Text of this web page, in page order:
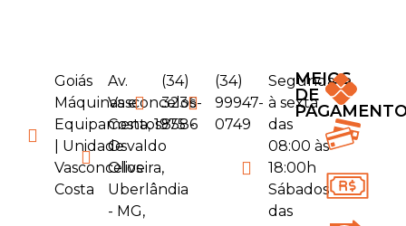
Goiás
Máquinas e
Equipamentos
| Unidade
Vasconcelos
Costa
Av.
Vasconcelos
Costa, 1975 -
Osvaldo
Oliveira,
Uberlândia
- MG,
(34)
3236-
8586
(34)
99947-
0749
Segunda
à sexta
das
08:00 às
18:00h
Sábados
das
MEIOS
DE